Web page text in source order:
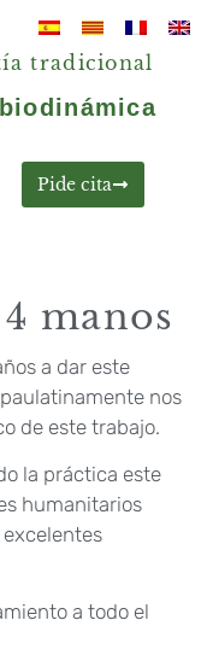
tradicional
biodinámica
Pide cita
manos
a dar este
nos
de este trabajo.
la práctica este
humanitarios
a todo el